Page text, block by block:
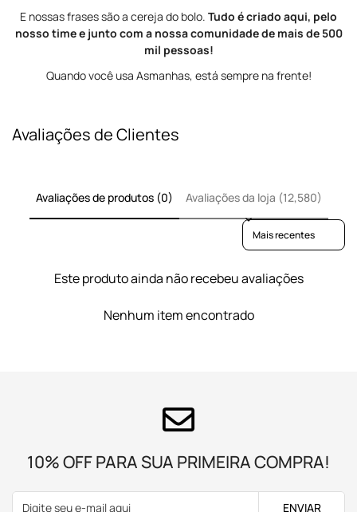
E nossas frases são a cereja do bolo. Tudo é criado aqui, pelo
nosso time e junto com a nossa comunidade de mais de 500
mil pessoas!
Quando você usa Asmanhas, está sempre na frente!
Avaliações de Clientes
Avaliações de produtos (0) Avaliações da loja (12,580)
Sort reviews by
Este produto ainda não recebeu avaliações
Nenhum item encontrado
10% OFF PARA SUA PRIMEIRA COMPRA!
ENVIAR